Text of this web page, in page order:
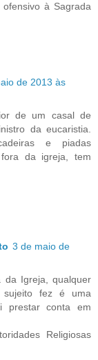
à Sagrada
de 2013 às
de um casal de
da eucaristia.
e piadas
da igreja, tem
3 de maio de
Igreja, qualquer
sujeito fez é uma
prestar conta em
Religiosas